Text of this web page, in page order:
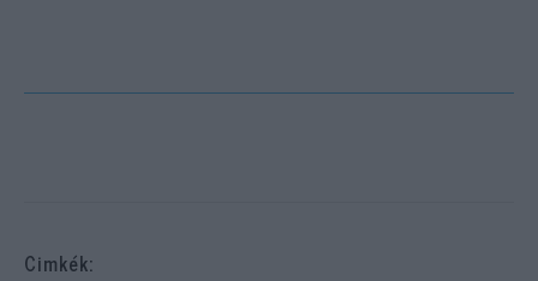
Cimkék: